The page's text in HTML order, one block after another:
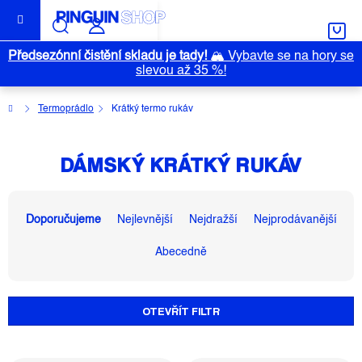
obsah
Předsezónní čistění skladu je tady!🏔️ Vybavte se na hory se
slevou až 35 %!
DomůTermoprádlo Krátký termo rukáv
DÁMSKÝ KRÁTKÝ RUKÁV
Í
P
Doporučujeme Nejlevnější Nejdražší Nejprodávanější
Abecedně
OTEVŘÍT FILTR